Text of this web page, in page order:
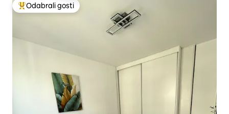
Među najviše rangiranima s oznakom „Odabrali gosti”
Odabrali gosti